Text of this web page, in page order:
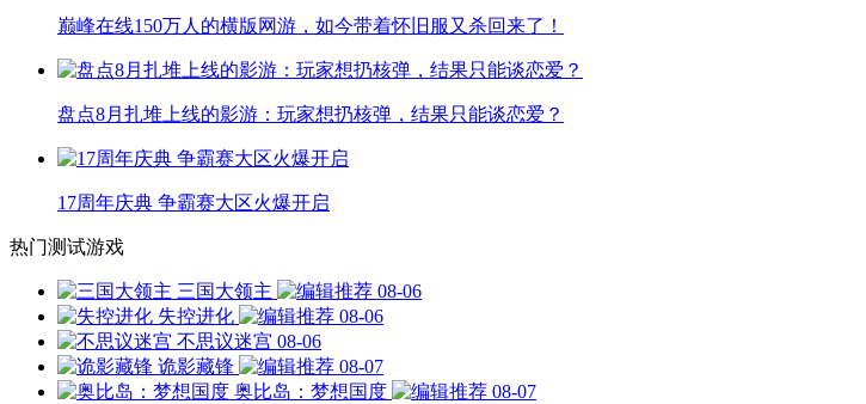
巅峰在线150万人的横版网游，如今带着怀旧服又杀回来了！
盘点8月扎堆上线的影游：玩家想扔核弹，结果只能谈恋爱？
17周年庆典 争霸赛大区火爆开启
热门测试游戏
三国大领主
08-06
失控进化
08-06
不思议迷宫 08-06
诡影藏锋
08-07
奥比岛：梦想国度
08-07